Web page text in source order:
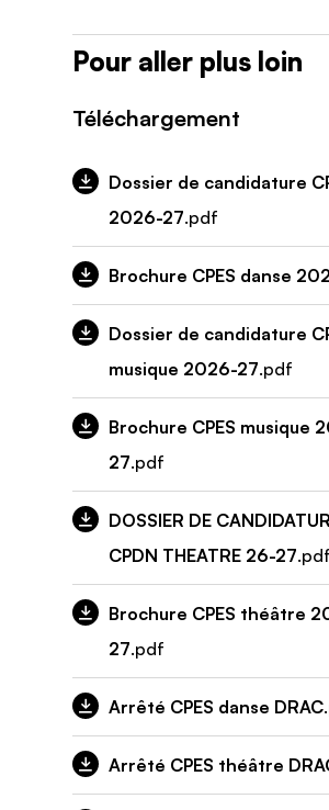
Pour aller plus loin
Téléchargement
Dossier de candidature
2026-27.pdf
Brochure CPES danse
Dossier de candidature
musique 2026-27.pdf
Brochure CPES musique
27.pdf
DOSSIER DE
CPDN THEATRE 26-27.pdf
Brochure CPES théâtre
27.pdf
Arrêté CPES danse DRAC
Arrêté CPES théâtre